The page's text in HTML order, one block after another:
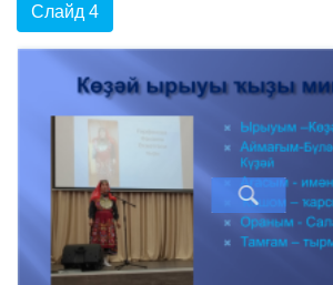
Слайд 4